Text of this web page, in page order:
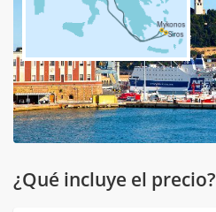
¿Qué incluye el precio?